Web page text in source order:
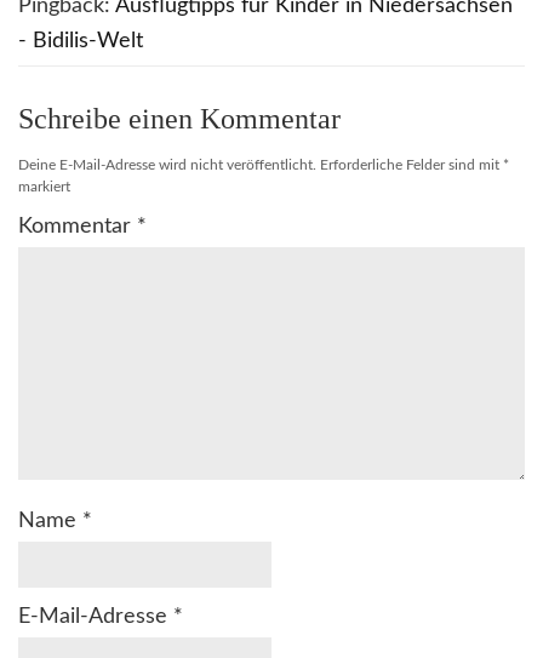
Pingback: Ausflugtipps für Kinder in Niedersachsen
- Bidilis-Welt
Schreibe einen Kommentar
Deine E-Mail-Adresse wird nicht veröffentlicht. Erforderliche Felder sind mit *
markiert
Kommentar *
Name *
E-Mail-Adresse *